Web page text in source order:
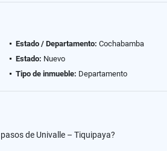
Estado / Departamento: Cochabamba
Estado: Nuevo
Tipo de inmueble: Departamento
de Univalle – Tiquipaya?